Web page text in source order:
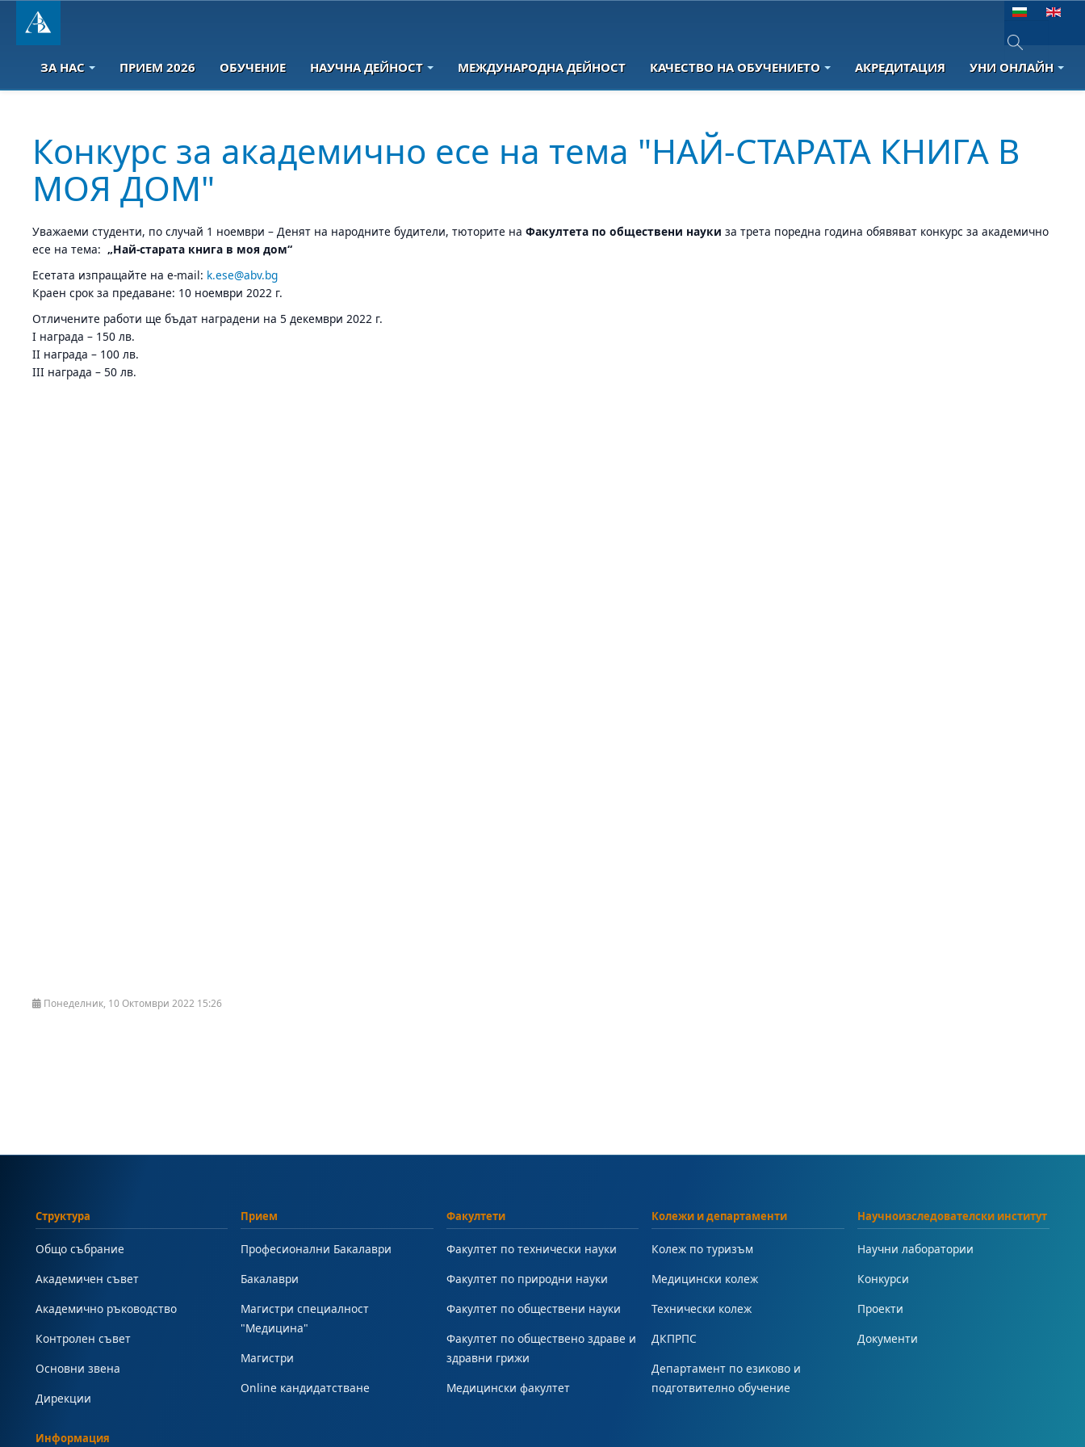
Изберете език
Type 2 or
ЗА НАС ПРИЕМ 2026 ОБУЧЕНИЕ НАУЧНА ДЕЙНОСТ МЕЖДУНАРОДНА ДЕЙНОСТ КАЧЕСТВО НА ОБУЧЕНИЕТО АКРЕДИТАЦИЯ УНИ ОНЛАЙН
Конкурс за академично есе на тема "НАЙ-СТАРАТА КНИГА В
МОЯ ДОМ"
Уважаеми студенти, по случай 1 ноември – Денят на народните будители, тюторите наФакултета по обществени науки за трета поредна година обявяват конкурс за академично
есе на тема:„Най-старата книга в моя дом“
Есетата изпращайте на е-mail: k.ese@abv.bg
Краен срок за предаване: 10 ноември 2022 г.
Отличените работи ще бъдат наградени на 5 декември 2022 г.
I награда – 150 лв.
II награда – 100 лв.
III награда – 50 лв.
Понеделник, 10 Октомври 2022 15:26
Структура
Общо събрание
Академичен съвет
Академично ръководство
Контролен съвет
Основни звена
Дирекции
Прием
Професионални Бакалаври
Бакалаври
Магистри специалност
"Медицина"
Магистри
Online кандидатстване
Факултети
Факултет по технически науки
Факултет по природни науки
Факултет по обществени науки
Факултет по обществено здраве и
здравни грижи
Медицински факултет
Колежи и департаменти
Колеж по туризъм
Медицински колеж
Технически колеж
ДКПРПС
Департамент по езиково и
подготвително обучение
Научноизследователски институт
Научни лаборатории
Конкурси
Проекти
Документи
Информация